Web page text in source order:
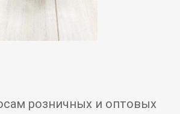
розничных и оптовых